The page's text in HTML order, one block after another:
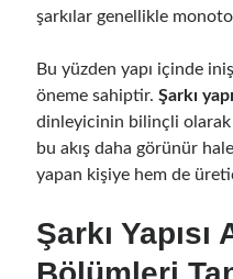
şarkılar genellikle
Bu yüzden yapı içinde
öneme sahiptir.Şarkı
dinleyicinin bilinçli
bu akış daha görünür
yapan kişiye hem de
Şarkı